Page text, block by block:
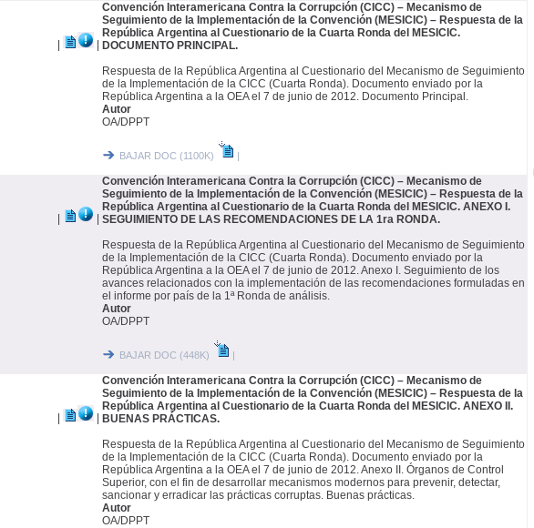
Convención Interamericana Contra la Corrupción (CICC) – Mecanismo de
Seguimiento de la Implementación de la Convención (MESICIC) – Respuesta de la
República Argentina al Cuestionario de la Cuarta Ronda del MESICIC.
DOCUMENTO PRINCIPAL.
Respuesta de la República Argentina al Cuestionario del Mecanismo de Seguimiento
de la Implementación de la CICC (Cuarta Ronda). Documento enviado por la
República Argentina a la OEA el 7 de junio de 2012. Documento Principal.
Autor
OA/DPPT
BAJAR DOC (1100K) |
Convención Interamericana Contra la Corrupción (CICC) – Mecanismo de
Seguimiento de la Implementación de la Convención (MESICIC) – Respuesta de la
República Argentina al Cuestionario de la Cuarta Ronda del MESICIC. ANEXO I.
SEGUIMIENTO DE LAS RECOMENDACIONES DE LA 1ra RONDA.
Respuesta de la República Argentina al Cuestionario del Mecanismo de Seguimiento
de la Implementación de la CICC (Cuarta Ronda). Documento enviado por la
República Argentina a la OEA el 7 de junio de 2012. Anexo I. Seguimiento de los
avances relacionados con la implementación de las recomendaciones formuladas en
el informe por país de la 1ª Ronda de análisis.
Autor
OA/DPPT
BAJAR DOC (448K) |
Convención Interamericana Contra la Corrupción (CICC) – Mecanismo de
Seguimiento de la Implementación de la Convención (MESICIC) – Respuesta de la
República Argentina al Cuestionario de la Cuarta Ronda del MESICIC. ANEXO II.
BUENAS PRÁCTICAS.
Respuesta de la República Argentina al Cuestionario del Mecanismo de Seguimiento
de la Implementación de la CICC (Cuarta Ronda). Documento enviado por la
República Argentina a la OEA el 7 de junio de 2012. Anexo II. Órganos de Control
Superior, con el fin de desarrollar mecanismos modernos para prevenir, detectar,
sancionar y erradicar las prácticas corruptas. Buenas prácticas.
Autor
OA/DPPT